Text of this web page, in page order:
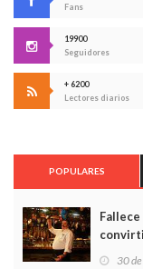
Fans
19900
Seguidores
+ 6200
Lectores diarios
POPULARES
30